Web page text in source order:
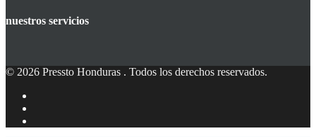
nuestros servicios
© 2026 Pressto Honduras . Todos los derechos reservados.